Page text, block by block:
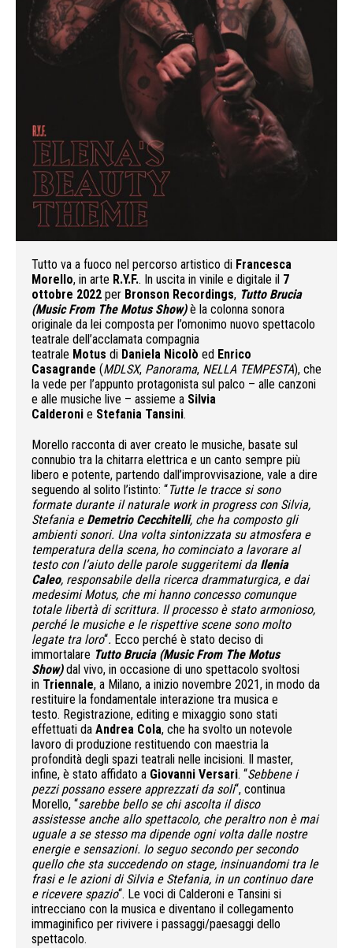
Tutto va a fuoco nel percorso artistico di Francesca
Morello, in arte R.Y.F.. In uscita in vinile e digitale il 7
ottobre 2022 per Bronson Recordings, Tutto Brucia
(Music From The Motus Show)è la colonna sonora
originale da lei composta per l’omonimo nuovo spettacolo
teatrale dell’acclamata compagnia
teatrale Motus di Daniela Nicolò ed Enrico
Casagrande (MDLSX, Panorama, NELLA TEMPESTA), che
la vede per l’appunto protagonista sul palco – alle canzoni
e alle musiche live – assieme a Silvia
Calderoni e Stefania Tansini.
Morello racconta di aver creato le musiche, basate sul
connubio tra la chitarra elettrica e un canto sempre più
libero e potente, partendo dall’improvvisazione, vale a dire
seguendo al solito l’istinto: “Tutte le tracce si sono
formate durante il naturale work in progress con Silvia,
Stefania e Demetrio Cecchitelli, che ha composto gli
ambienti sonori. Una volta sintonizzata su atmosfera e
temperatura della scena, ho cominciato a lavorare al
testo con l’aiuto delle parole suggeritemi da Ilenia
Caleo, responsabile della ricerca drammaturgica, e dai
medesimi Motus, che mi hanno concesso comunque
totale libertà di scrittura. Il processo è stato armonioso,
perché le musiche e le rispettive scene sono molto
legate tra loro“. Ecco perché è stato deciso di
immortalare Tutto Brucia (Music From The Motus
Show)dal vivo, in occasione di uno spettacolo svoltosi
in Triennale, a Milano, a inizio novembre 2021, in modo da
restituire la fondamentale interazione tra musica e
testo. Registrazione, editing e mixaggio sono stati
effettuati da Andrea Cola, che ha svolto un notevole
lavoro di produzione restituendo con maestria la
profondità degli spazi teatrali nelle incisioni. Il master,
infine, è stato affidato a Giovanni Versari. “Sebbene i
pezzi possano essere apprezzati da soli“, continua
Morello, “sarebbe bello se chi ascolta il disco
assistesse anche allo spettacolo, che peraltro non è mai
uguale a se stesso ma dipende ogni volta dalle nostre
energie e sensazioni. Io seguo secondo per secondo
quello che sta succedendo on stage, insinuandomi tra le
frasi e le azioni di Silvia e Stefania, in un continuo dare
e ricevere spazio“. Le voci di Calderoni e Tansini si
intrecciano con la musica e diventano il collegamento
immaginifico per rivivere i passaggi/paesaggi dello
spettacolo.